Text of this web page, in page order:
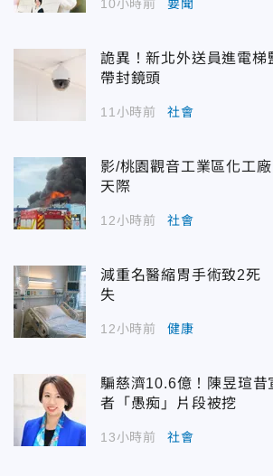
10小時前 要聞
詭異！新北外送員進電
帶封鏡頭
11小時前 社會
影/桃園觀音工業區化工
天際
12小時前 社會
減重名醫縮胃手術致2死
失
12小時前 健康
騙慈濟10.6億！陳昱瑄
者「愚痴」片段被挖
13小時前 社會